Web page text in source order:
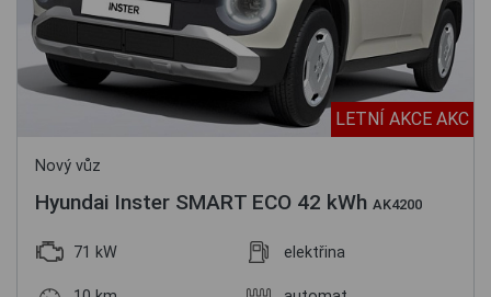
LETNÍ AKCE AKC
Nový vůz
Hyundai Inster SMART ECO 42 kWh AK4200
71 kW elektřina